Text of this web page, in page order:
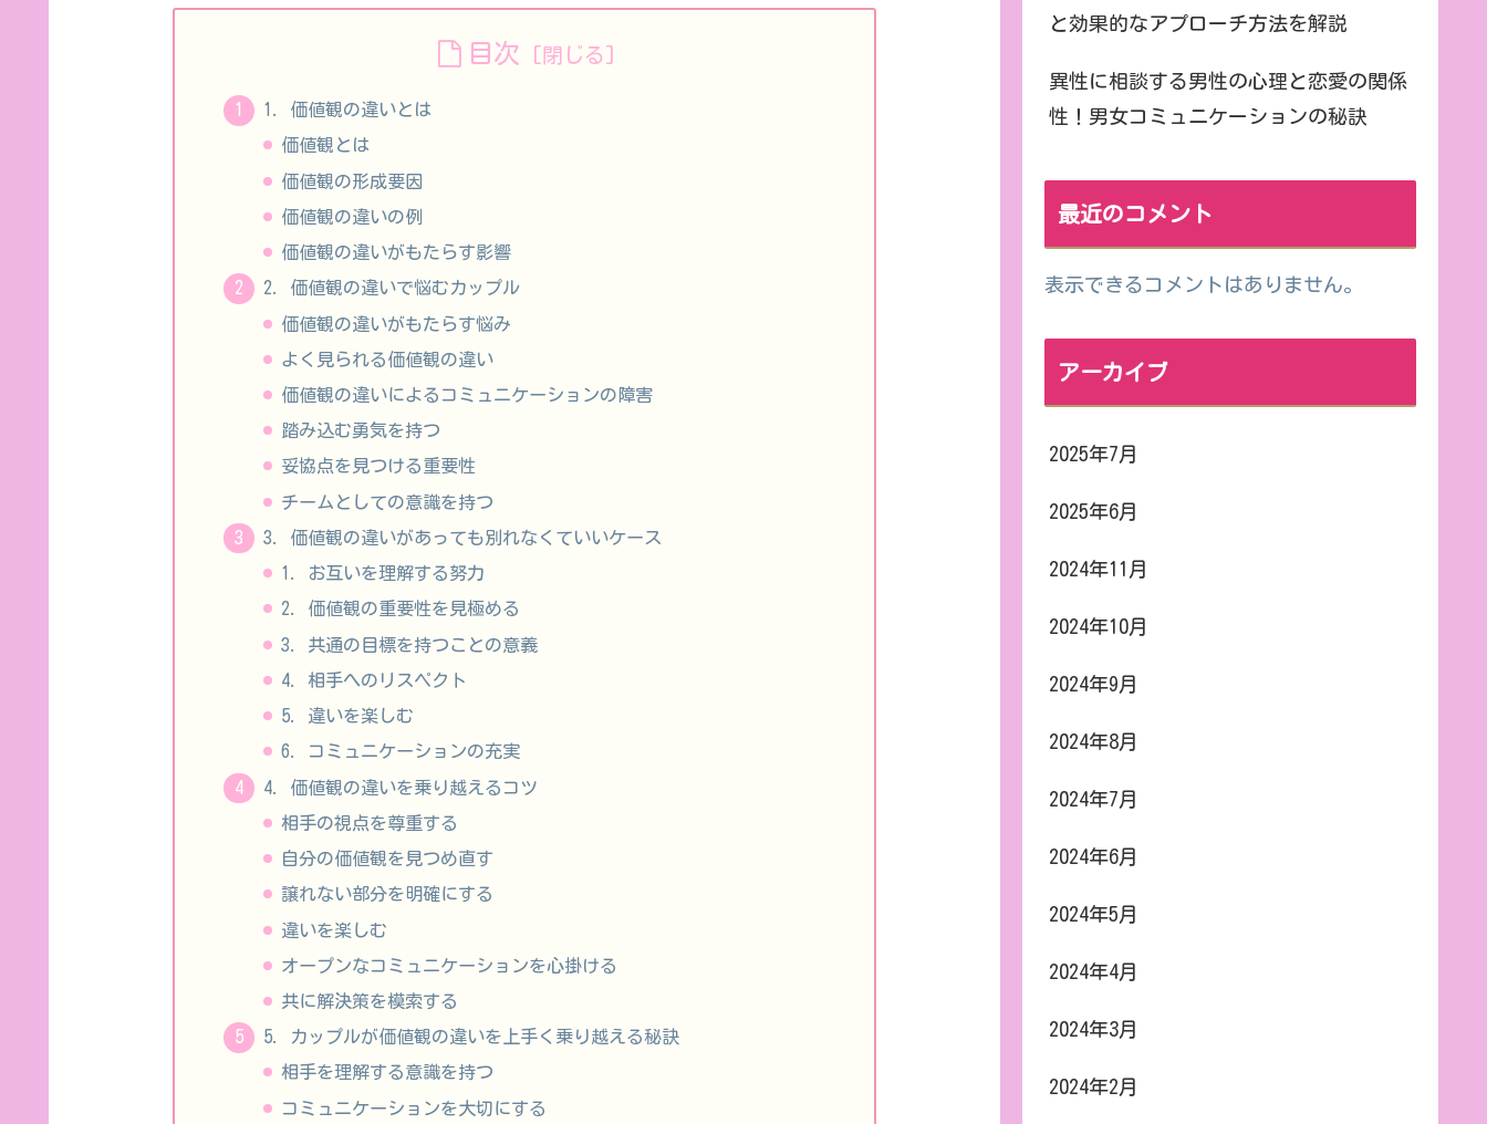
目次
1. 価値観の違いとは
価値観とは
価値観の形成要因
価値観の違いの例
価値観の違いがもたらす影響
2. 価値観の違いで悩むカップル
価値観の違いがもたらす悩み
よく見られる価値観の違い
価値観の違いによるコミュニケーションの障害
踏み込む勇気を持つ
妥協点を見つける重要性
チームとしての意識を持つ
3. 価値観の違いがあっても別れなくていいケース
1. お互いを理解する努力
2. 価値観の重要性を見極める
3. 共通の目標を持つことの意義
4. 相手へのリスペクト
5. 違いを楽しむ
6. コミュニケーションの充実
4. 価値観の違いを乗り越えるコツ
相手の視点を尊重する
自分の価値観を見つめ直す
譲れない部分を明確にする
違いを楽しむ
オープンなコミュニケーションを心掛ける
共に解決策を模索する
5. カップルが価値観の違いを上手く乗り越える秘訣
相手を理解する意識を持つ
コミュニケーションを大切にする
と効果的なアプローチ方法を解説
異性に相談する男性の心理と恋愛の関係
性！男女コミュニケーションの秘訣
最近のコメント
表示できるコメントはありません。
アーカイブ
2025年7月
2025年6月
2024年11月
2024年10月
2024年9月
2024年8月
2024年7月
2024年6月
2024年5月
2024年4月
2024年3月
2024年2月